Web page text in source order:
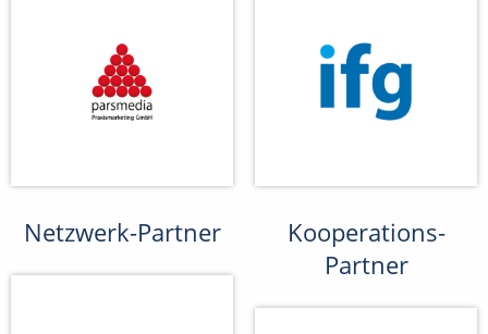
Netzwerk-Partner
Kooperations-
Partner